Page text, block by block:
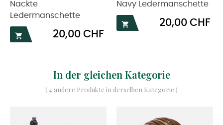
Nackte
Ledermanschette

Preis
20,00 CHF
Navy Ledermanschette

Preis
20,00 CHF
In der gleichen Kategorie
( 4 andere Produkte in derselben Kategorie )